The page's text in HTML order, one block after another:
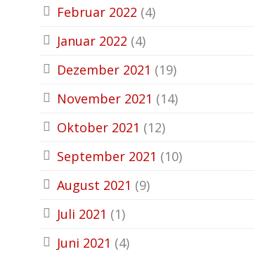
Februar 2022 (4)
Januar 2022 (4)
Dezember 2021 (19)
November 2021 (14)
Oktober 2021 (12)
September 2021 (10)
August 2021 (9)
Juli 2021 (1)
Juni 2021 (4)